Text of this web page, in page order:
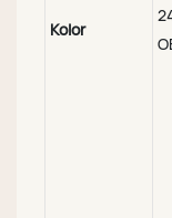
Kolor